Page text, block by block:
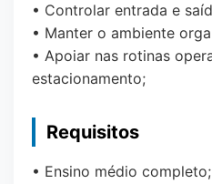
• Controlar entrada e
• Manter o ambiente
• Apoiar nas rotinas
estacionamento;
Requisitos
• Ensino médio completo;